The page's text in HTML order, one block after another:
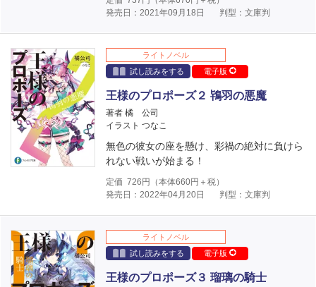
発売日：2021年09月18日
判型：文庫判
ライトノベル
試し読みをする
電子版
王様のプロポーズ２ 鴇羽の悪魔
著者 橘 公司
イラスト つなこ
無色の彼女の座を懸け、彩禍の絶対に負けら
れない戦いが始まる！
定価 726 円（本体660円＋税）
発売日：2022年04月20日
判型：文庫判
ライトノベル
試し読みをする
電子版
王様のプロポーズ３ 瑠璃の騎士